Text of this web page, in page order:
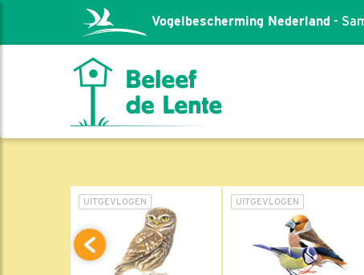
Vogelbescherming Nederland -
UITGEVLOGEN UITGEVLOGEN